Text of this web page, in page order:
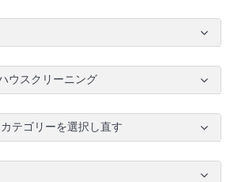
ウスクリーニング
テゴリーを選択し直す